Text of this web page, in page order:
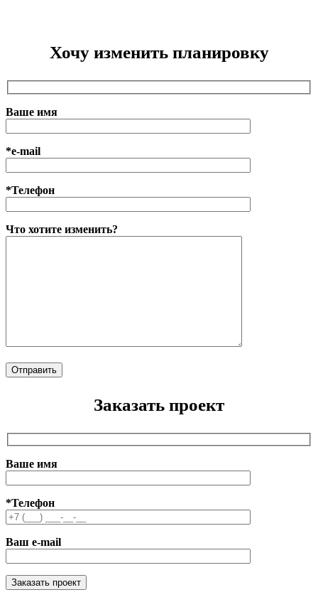
Хочу изменить планировку
Ваше имя
*e-mail
*Телефон
Что хотите изменить?
Заказать проект
Ваше имя
*Телефон
Ваш e-mail